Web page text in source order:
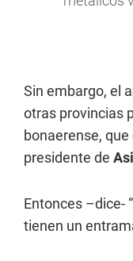
Sin embargo, el
otras provincias
bonaerense,
presidente de
Entonces –dice-
tienen un